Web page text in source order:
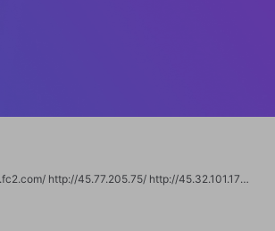
https://shiotogel4d.org/ http://aroundthecoyote.org http://149.28.150.149/ https://bandarshiotogel4d.web.fc2.com/ http://45.77.205.75/ http://45.32.101.177/ https://heylink.me/shiotogel4d/